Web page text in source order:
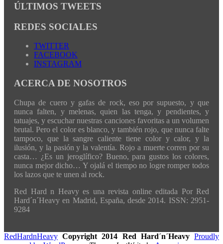
ÚLTIMOS TWEETS
REDES SOCIALES
TWITTER
FACEBOOK
INSTAGRAM
ACERCA DE NOSOTROS
Chupa de cuero y gafas de rock, eso por supuesto, y que
nunca falten, y melenas, quien las tenga, y pendientes, y
tatuajes, y escuchar nuestras canciones favoritas a un volumen
brutal. Pero el color es blanco, y también rojo, que nunca falte
tampoco, que la sangre caliente tiene color y calor, y la
ilusión, y la pasión y la valentía. Rojo a muerte corren por su
casta… ¿Es un jeroglífico? Bueno, para gustos los colores,
nunca mejor dicho… Y ojalá el tiempo no logre romper todos
los lazos que te unen al rock.
Red Hard n Heavy es una revista online editada Por Red
Hard´n´Heavy en Madrid, España, desde 2014. ISSN: 2951-
9284
RedHardnHeavy Copyright 2014 Red Hard´n´Heavy Proudly